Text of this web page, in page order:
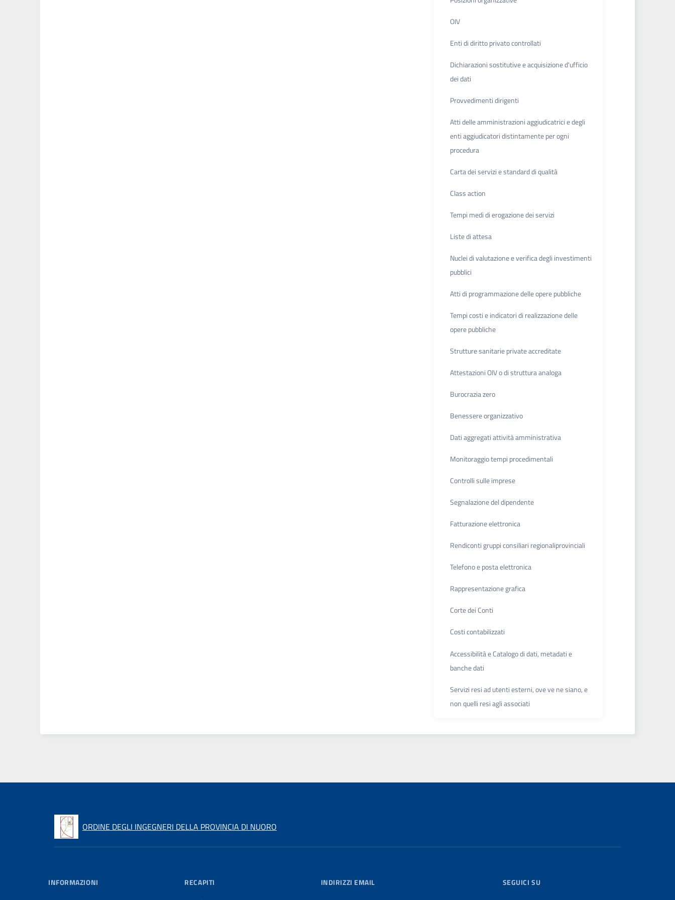
OIV
Enti di diritto privato controllati
Dichiarazioni sostitutive e acquisizione d'ufficio
dei dati
Provvedimenti dirigenti
Atti delle amministrazioni aggiudicatrici e degli
enti aggiudicatori distintamente per ogni
procedura
Carta dei servizi e standard di qualità
Class action
Tempi medi di erogazione dei servizi
Liste di attesa
Nuclei di valutazione e verifica degli investimenti
pubblici
Atti di programmazione delle opere pubbliche
Tempi costi e indicatori di realizzazione delle
opere pubbliche
Strutture sanitarie private accreditate
Attestazioni OIV o di struttura analoga
Burocrazia zero
Benessere organizzativo
Dati aggregati attività amministrativa
Monitoraggio tempi procedimentali
Controlli sulle imprese
Segnalazione del dipendente
Fatturazione elettronica
Rendiconti gruppi consiliari regionaliprovinciali
Telefono e posta elettronica
Rappresentazione grafica
Corte dei Conti
Costi contabilizzati
Accessibilità e Catalogo di dati, metadati e
banche dati
Servizi resi ad utenti esterni, ove ve ne siano, e
non quelli resi agli associati
ORDINE DEGLI INGEGNERI DELLA PROVINCIA DI NUORO
INFORMAZIONI RECAPITI INDIRIZZI EMAIL SEGUICI SU